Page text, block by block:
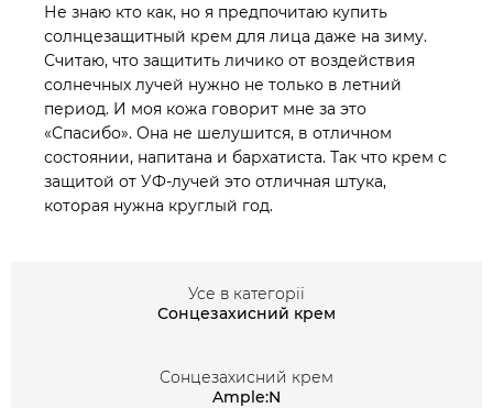
Не знаю кто как, но я предпочитаю купить
солнцезащитный крем для лица даже на зиму.
Считаю, что защитить личико от воздействия
солнечных лучей нужно не только в летний
период. И моя кожа говорит мне за это
«Спасибо». Она не шелушится, в отличном
состоянии, напитана и бархатиста. Так что крем с
защитой от УФ-лучей это отличная штука,
которая нужна круглый год.
Усе в категорії
Сонцезахисний крем
Сонцезахисний крем
Ample:N